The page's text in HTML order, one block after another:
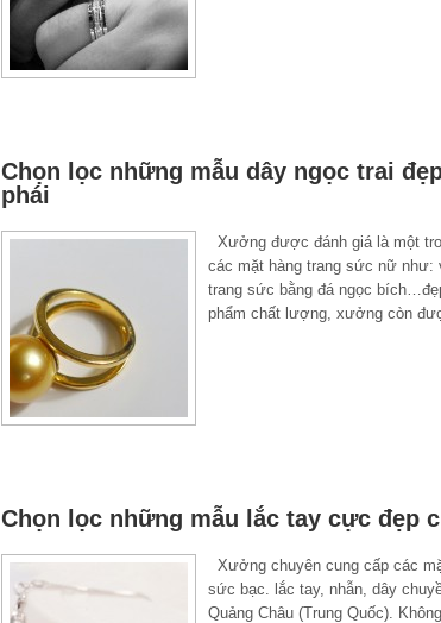
Chọn lọc những mẫu dây ngọc trai
phái
Xưởng được đánh giá là một
các mặt hàng trang sức nữ như:
trang sức bằng đá ngọc
phẩm chất lượng, xưởng còn
Chọn lọc những mẫu lắc tay cực đẹp
Xưởng chuyên cung cấp các
sức bạc. lắc tay, nhẫn, dây
Quảng Châu (Trung Quốc).